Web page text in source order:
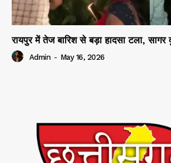
रायपुर में तेज बारिश से बड़ा हादसा टला, सागर
Admin - May 16, 2026